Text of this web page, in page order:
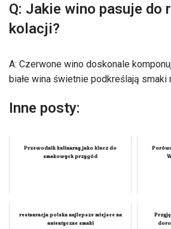
Q: Jakie wino pasuje do
kolacji?
A: Czerwone wino doskonale
białe wina świetnie podkreślają smaki
Inne posty:
Przewodnik kulinarny jako klucz do
smakowych przygód
restauracja polska najlepsze miejsce na
autentyczne smaki